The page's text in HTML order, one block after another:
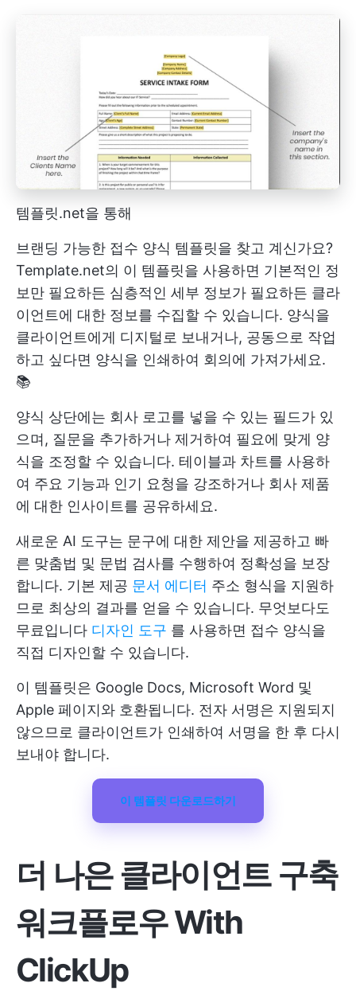
템플릿.net을 통해
브랜딩 가능한 접수 양식 템플릿을 찾고 계신가요?
Template.net의 이 템플릿을 사용하면 기본적인 정
보만 필요하든 심층적인 세부 정보가 필요하든 클라
이언트에 대한 정보를 수집할 수 있습니다. 양식을
클라이언트에게 디지털로 보내거나, 공동으로 작업
하고 싶다면 양식을 인쇄하여 회의에 가져가세요.
📚
양식 상단에는 회사 로고를 넣을 수 있는 필드가 있
으며, 질문을 추가하거나 제거하여 필요에 맞게 양
식을 조정할 수 있습니다. 테이블과 차트를 사용하
여 주요 기능과 인기 요청을 강조하거나 회사 제품
에 대한 인사이트를 공유하세요.
새로운 AI 도구는 문구에 대한 제안을 제공하고 빠
른 맞춤법 및 문법 검사를 수행하여 정확성을 보장
합니다. 기본 제공 문서 에디터 주소 형식을 지원하
므로 최상의 결과를 얻을 수 있습니다. 무엇보다도
무료입니다 디자인 도구 를 사용하면 접수 양식을
직접 디자인할 수 있습니다.
이 템플릿은 Google Docs, Microsoft Word 및
Apple 페이지와 호환됩니다. 전자 서명은 지원되지
않으므로 클라이언트가 인쇄하여 서명을 한 후 다시
보내야 합니다.
이 템플릿 다운로드하기
더 나은 클라이언트 구축
워크플로우With
ClickUp